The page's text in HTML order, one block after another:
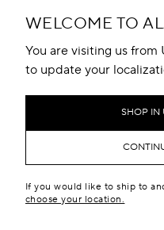
WELCOME TO
You are visiting us
to update your
SHOP IN
If you would like to ship to
choose your location.
TAILLE & COUPE